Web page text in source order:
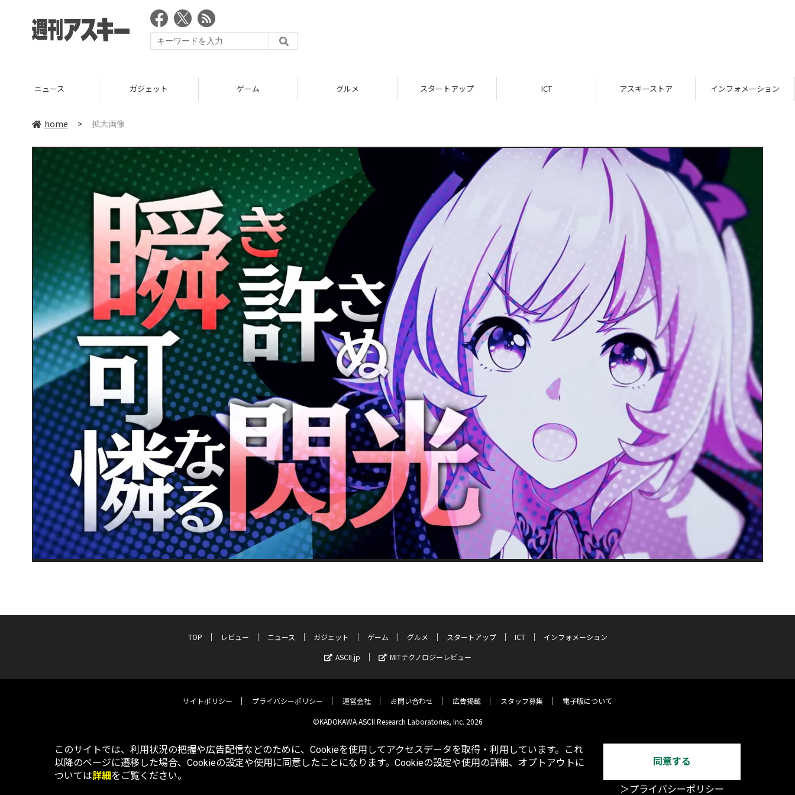
ニュース ガジェット ゲーム グルメ スタートアップ ICT アスキーストア インフォメーション
home > 拡大画像
TOP レビュー ニュース ガジェット ゲーム グルメ スタートアップ ICT
インフォメーション
ASCII.jp
MITテクノロジーレビュー
サイトポリシー プライバシーポリシー 運営会社 お問い合わせ 広告掲載 スタッフ募集 電子版について
©KADOKAWA ASCII Research Laboratories, Inc. 2026
このサイトでは、利用状況の把握や広告配信などのために、Cookieを使用してアクセスデータを取得・利用しています。これ
以降のページに遷移した場合、Cookieの設定や使用に同意したことになります。Cookieの設定や使用の詳細、オプトアウトに
ついては詳細をご覧ください。
同意する
＞プライバシーポリシー